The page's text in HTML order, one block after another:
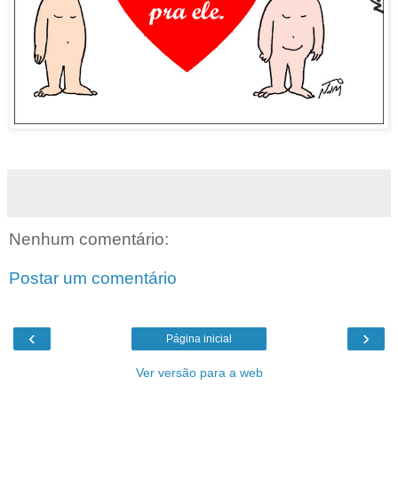
Nenhum comentário:
Postar um comentário
‹ ›
Página inicial
Ver versão para a web